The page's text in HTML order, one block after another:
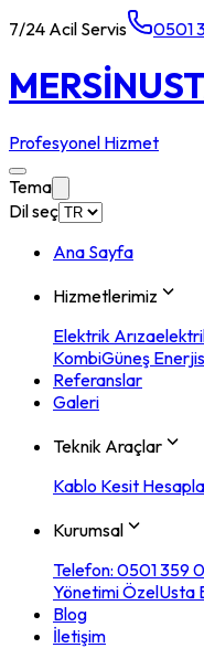
7/24 Acil Servis 0501
MERSİN
Profesyonel Hizmet
Tema
Dil seç
Ana Sayfa
Hizmetlerimiz
Elektrik Arıza
KombiGüneş
Referanslar
Galeri
Teknik Araçlar
Kablo Kesit
Kurumsal
Telefon: 0501 359
Yönetimi ÖzelUsta
Blog
İletişim